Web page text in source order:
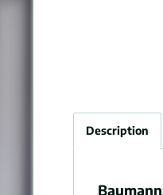
Description